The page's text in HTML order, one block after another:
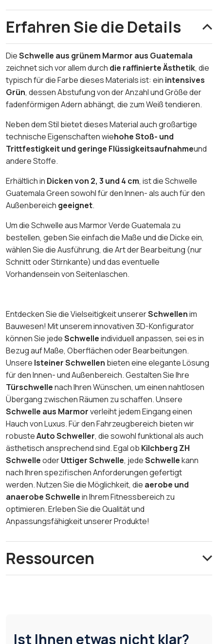
Erfahren Sie die Details
DieSchwelle aus grünem Marmor aus Guatemala
zeichnet sich vor allem durch die raffinierte Ästhetik, die
typisch für die Farbe dieses Materials ist: ein intensives
Grün, dessen Abstufung von der Anzahl und Größe der
fadenförmigen Adern abhängt, die zum Weiß tendieren.
Neben dem Stil bietet dieses Material auch großartige
technische Eigenschaften wiehohe Stoß- und
Trittfestigkeit und geringe Flüssigkeitsaufnahmeund
andere Stoffe.
Erhältlich in Dicken von 2, 3 und 4 cm, ist die Schwelle
Guatemala Green sowohl für den Innen- als auch für den
Außenbereich geeignet.
Um die Schwelle aus Marmor Verde Guatemala zu
bestellen, geben Sie einfach die Maße und die Dicke ein,
wählen Sie die Ausführung, die Art der Bearbeitung (nur
Schnitt oder Stirnkante) und das eventuelle
Vorhandensein von Seitenlaschen.
Entdecken Sie die Vielseitigkeit unsererSchwellenim
Bauwesen! Mit unserem innovativen 3D-Konfigurator
können Sie jedeSchwelleindividuell anpassen, sei es in
Bezug auf Maße, Oberflächen oder Bearbeitungen.
Unsere Isteiner Schwellen bieten eine elegante Lösung
für den Innen- und Außenbereich. Gestalten Sie Ihre
Türschwellenach Ihren Wünschen, um einen nahtlosen
Übergang zwischen Räumen zu schaffen. Unsere
Schwelle aus Marmorverleiht jedem Eingang einen
Hauch von Luxus. Für den Fahrzeugbereich bieten wir
robusteAuto Schweller, die sowohl funktional als auch
ästhetisch ansprechend sind. Egal ob Kilchberg ZH
SchwelleoderUttiger Schwelle, jedeSchwellekann
nach Ihren spezifischen Anforderungen gefertigt
werden. Nutzen Sie die Möglichkeit, die aerobe und
anaerobe Schwellein Ihrem Fitnessbereich zu
optimieren. Erleben Sie die Qualität und
Anpassungsfähigkeit unserer Produkte!
Ressourcen
Ist Ihnen etwas nicht klar?